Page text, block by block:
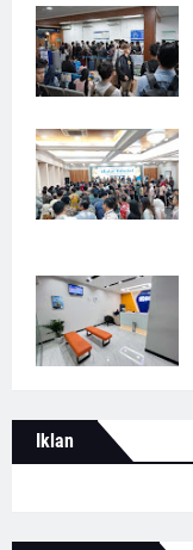
Iklan